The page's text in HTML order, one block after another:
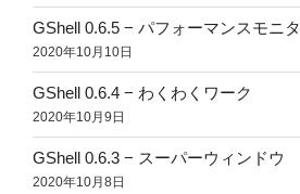
GShell 0.6.5 − パフォーマンスモニタ
2020年10月10日
GShell 0.6.4 − わくわくワーク
2020年10月9日
GShell 0.6.3 − スーパーウィンドウ
2020年10月8日